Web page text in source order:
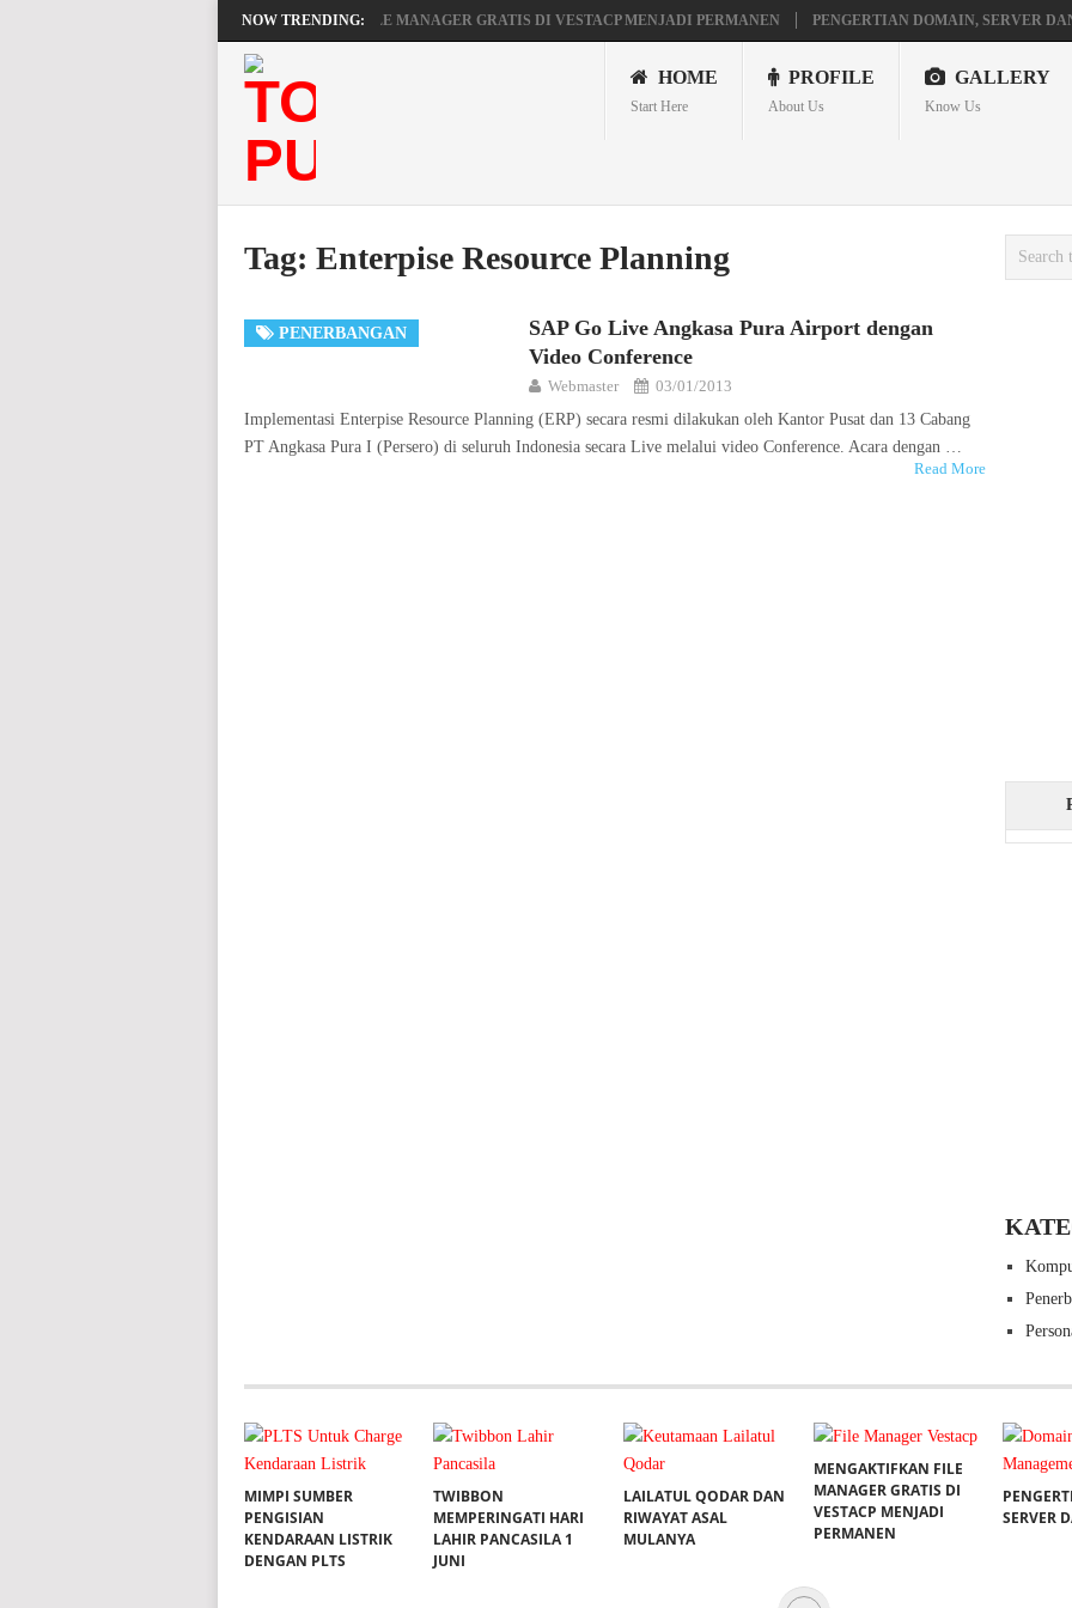
NOW TRENDING:
MENGAKTIFKAN FILE MANAGER GRATIS DI VESTACP MENJADI PERMANEN PENGERTIAN DOMAIN, SERVER
BEKERJA, BERMAIN DENGAN LAPTOP HP PAVILION X360
HOME
Start Here
PROFILE
About Us
GALLERY
Know Us
Tag: Enterpise Resource Planning
PENERBANGAN
SAP Go Live Angkasa Pura Airport dengan
Video Conference
Webmaster
03/01/2013
Implementasi Enterpise Resource Planning (ERP) secara resmi dilakukan oleh Kantor Pusat dan 13 Cabang
PT Angkasa Pura I (Persero) di seluruh Indonesia secara Live melalui video Conference. Acara dengan …
Read More
MIMPI SUMBER
PENGISIAN
KENDARAAN LISTRIK
DENGAN PLTS
TWIBBON
MEMPERINGATI HARI
LAHIR PANCASILA 1
JUNI
LAILATUL QODAR DAN
RIWAYAT ASAL
MULANYA
MENGAKTIFKAN FILE
MANAGER GRATIS DI
VESTACP MENJADI
PERMANEN
SERVER